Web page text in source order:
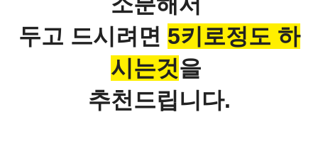
두고 드시려면 5키로정도 하
시는것을
추천드립니다.